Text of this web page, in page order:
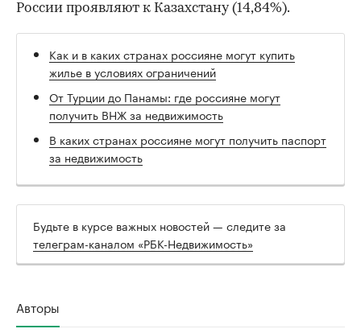
России проявляют к Казахстану (14,84%).
Как и в каких странах россияне могут купить
жилье в условиях ограничений
От Турции до Панамы: где россияне могут
получить ВНЖ за недвижимость
В каких странах россияне могут получить паспорт
за недвижимость
Будьте в курсе важных новостей — следите за
телеграм-каналом «РБК-Недвижимость»
Авторы